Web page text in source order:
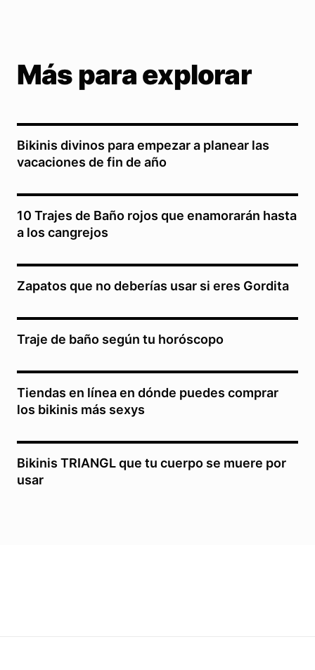
Más para explorar
Bikinis divinos para empezar a planear las
vacaciones de fin de año
10 Trajes de Baño rojos que enamorarán hasta
a los cangrejos
Zapatos que no deberías usar si eres Gordita
Traje de baño según tu horóscopo
Tiendas en línea en dónde puedes comprar
los bikinis más sexys
Bikinis TRIANGL que tu cuerpo se muere por
usar